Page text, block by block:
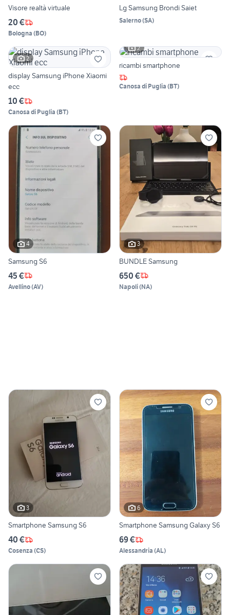
Visore realtà virtuale
20 €
Bologna (BO)
Lg Samsung Brondi Saiet
Salerno(SA)
2
display Samsung iPhone Xiaomi
ecc
10 €
Canosa di Puglia (BT)
2
ricambi smartphone
Canosa di Puglia (BT)
4
Samsung S6
45 €
Avellino(AV)
3
BUNDLE Samsung
650 €
Napoli(NA)
3
Smartphone Samsung S6
40 €
Cosenza (CS)
6
Smartphone Samsung Galaxy S6
69 €
Alessandria (AL)